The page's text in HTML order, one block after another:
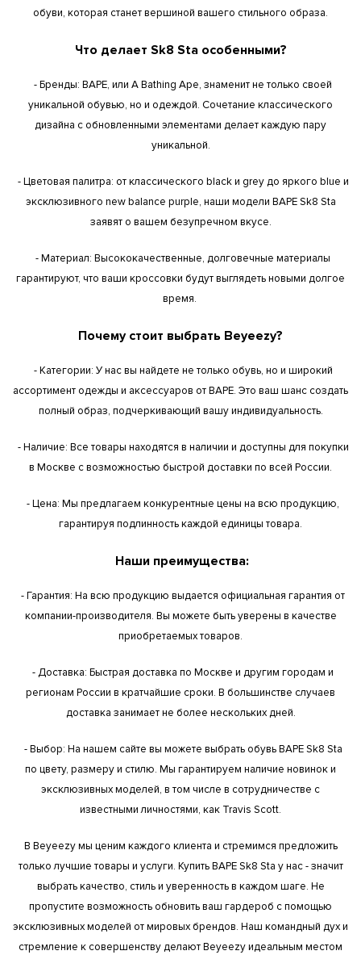
обуви, которая станет вершиной вашего стильного образа.
Что делает Sk8 Sta особенными?
- Бренды: BAPE, или A Bathing Ape, знаменит не только своей
уникальной обувью, но и одеждой. Сочетание классического
дизайна с обновленными элементами делает каждую пару
уникальной.
- Цветовая палитра: от классического black и grey до яркого blue и
эксклюзивного new balance purple, наши модели BAPE Sk8 Sta
заявят о вашем безупречном вкусе.
- Материал: Высококачественные, долговечные материалы
гарантируют, что ваши кроссовки будут выглядеть новыми долгое
время.
Почему стоит выбрать Beyeezy?
- Категории: У нас вы найдете не только обувь, но и широкий
ассортимент одежды и аксессуаров от BAPE. Это ваш шанс создать
полный образ, подчеркивающий вашу индивидуальность.
- Наличие: Все товары находятся в наличии и доступны для покупки
в Москве с возможностью быстрой доставки по всей России.
- Цена: Мы предлагаем конкурентные цены на всю продукцию,
гарантируя подлинность каждой единицы товара.
Наши преимущества:
- Гарантия: На всю продукцию выдается официальная гарантия от
компании-производителя. Вы можете быть уверены в качестве
приобретаемых товаров.
- Доставка: Быстрая доставка по Москве и другим городам и
регионам России в кратчайшие сроки. В большинстве случаев
доставка занимает не более нескольких дней.
- Выбор: На нашем сайте вы можете выбрать обувь BAPE Sk8 Sta
по цвету, размеру и стилю. Мы гарантируем наличие новинок и
эксклюзивных моделей, в том числе в сотрудничестве с
известными личностями, как Travis Scott.
В Beyeezy мы ценим каждого клиента и стремимся предложить
только лучшие товары и услуги. Купить BAPE Sk8 Sta у нас - значит
выбрать качество, стиль и уверенность в каждом шаге. Не
пропустите возможность обновить ваш гардероб с помощью
эксклюзивных моделей от мировых брендов. Наш командный дух и
стремление к совершенству делают Beyeezy идеальным местом